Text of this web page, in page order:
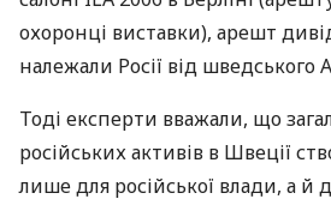
охоронці виставки), арешт
належали Росії від шведського
Тоді експерти вважали, що
російських активів в Швеції
лише для російської влади, а й